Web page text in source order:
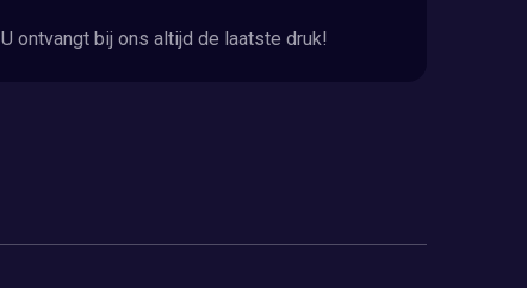
U ontvangt bij ons altijd de laatste druk!